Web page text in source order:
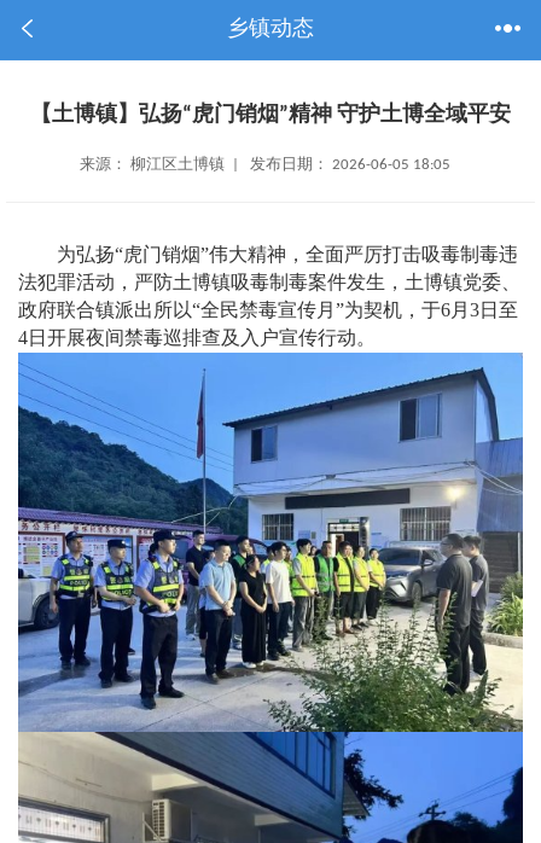
乡镇动态
【土博镇】弘扬“虎门销烟”精神 守护土博全域平安
来源： 柳江区土博镇 | 发布日期： 2026-06-05 18:05
为弘扬“虎门销烟”伟大精神，全面严厉打击吸毒制毒违
法犯罪活动，严防土博镇吸毒制毒案件发生，土博镇党委、
政府联合镇派出所以“全民禁毒宣传月”为契机，于6月3日至
4日开展夜间禁毒巡排查及入户宣传行动。